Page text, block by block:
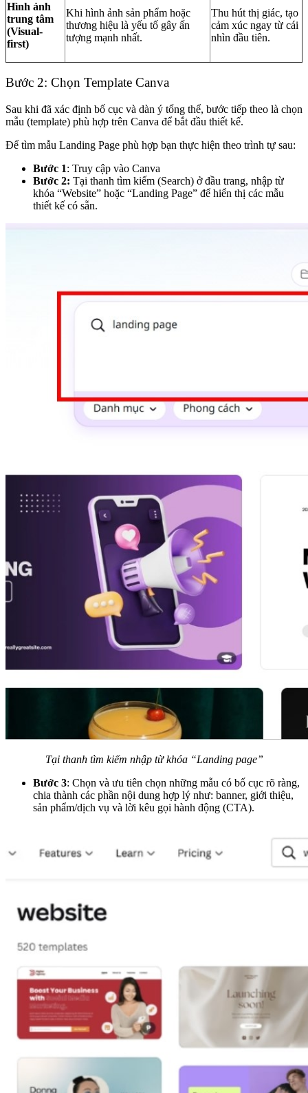
Hình ảnh
trung tâm
(Visual-
first)
Khi hình ảnh sản phẩm hoặc
thương hiệu là yếu tố gây ấn
tượng mạnh nhất.
Thu hút thị giác, tạo
cảm xúc ngay từ cái
nhìn đầu tiên.
Bước 2: Chọn Template Canva
Sau khi đã xác định bố cục và dàn ý tổng thể, bước tiếp theo là chọn
mẫu (template) phù hợp trên Canva để bắt đầu thiết kế.
Để tìm mẫu Landing Page phù hợp bạn thực hiện theo trình tự sau:
Bước 1: Truy cập vào Canva
Bước 2: Tại thanh tìm kiếm (Search) ở đầu trang, nhập từ
khóa “Website” hoặc “Landing Page” để hiển thị các mẫu
thiết kế có sẵn.
Tại thanh tìm kiếm nhập từ khóa “Landing page”
Bước 3: Chọn và ưu tiên chọn những mẫu có bố cục rõ ràng,
chia thành các phần nội dung hợp lý như: banner, giới thiệu,
sản phẩm/dịch vụ và lời kêu gọi hành động (CTA).